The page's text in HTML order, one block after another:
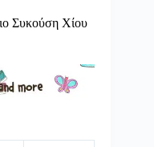
Συκούση Χίου